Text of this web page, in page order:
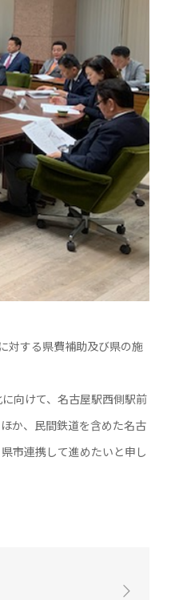
対する県費補助及び県の施
向けて、名古屋駅西側駅前
か、民間鉄道を含めた名古
市連携して進めたいと申し